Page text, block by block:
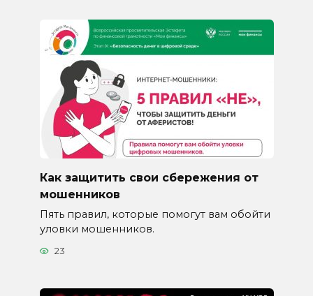
Как защитить свои сбережения от
мошенников
Пять правил, которые помогут вам обойти
уловки мошенников.
23